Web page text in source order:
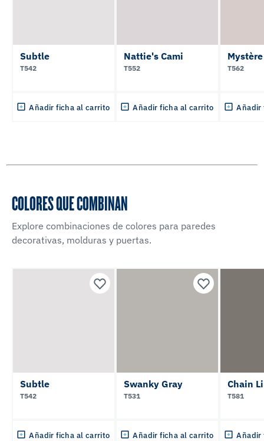
Subtle
T542
Añadir ficha al carrito
Nattie's Cami
T552
Añadir ficha al carrito
Mystère
T562
Añadir
COLORES QUE COMBINAN
Explore combinaciones de colores para paredes
decorativas, molduras y puertas.
Subtle
T542
Añadir ficha al carrito
Swanky Gray
T531
Añadir ficha al carrito
Chain
T581
Añadir